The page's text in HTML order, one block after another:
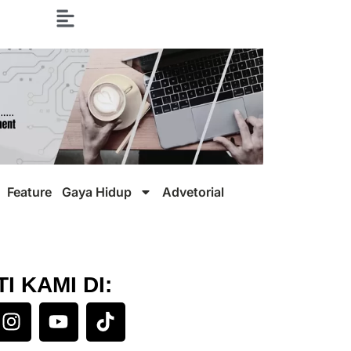
Feature Gaya Hidup Advetorial
KAMI DI: